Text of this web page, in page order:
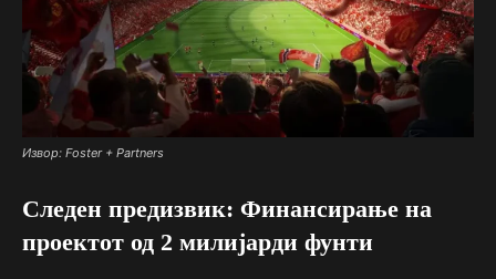
Извор: Foster + Partners
Следен предизвик: Финансирање на
проектот од 2 милијарди фунти